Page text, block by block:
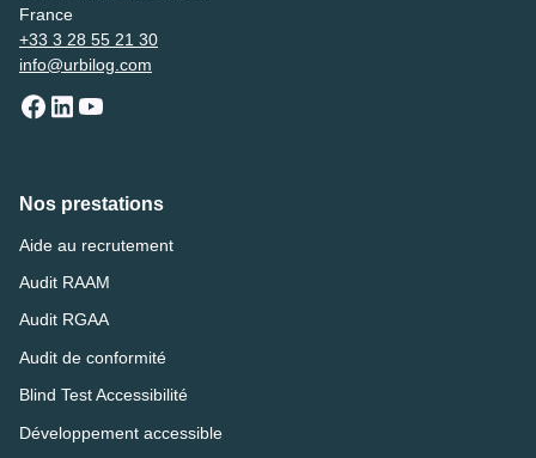
France
+33 3 28 55 21 30
info@urbilog.com
Nos prestations
Aide au recrutement
Audit RAAM
Audit RGAA
Audit de conformité
Blind Test Accessibilité
Développement accessible